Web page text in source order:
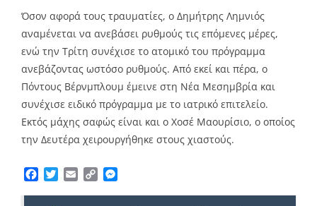
Όσον αφορά τους τραυματίες, ο Δημήτρης Λημνιός
αναμένεται να ανεβάσει ρυθμούς τις επόμενες μέρες,
ενώ την Τρίτη συνέχισε το ατομικό του πρόγραμμα
ανεβάζοντας ωστόσο ρυθμούς. Από εκεί και πέρα, ο
Πόντους Βέρνμπλουμ έμεινε στη Νέα Μεσημβρία και
συνέχισε ειδικό πρόγραμμα με το ιατρικό επιτελείο.
Εκτός μάχης σαφώς είναι και ο Χοσέ Μαουρίσιο, ο οποίος
την Δευτέρα χειρουργήθηκε στους χιαστούς.
Facebook
TwitterEmailCopy